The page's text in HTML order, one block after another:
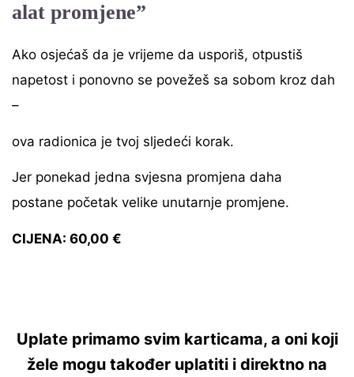
alat promjene”
Ako osjećaš da je vrijeme da usporiš, otpustiš
napetost i ponovno se povežeš sa sobom kroz dah
–
ova radionica je tvoj sljedeći korak.
Jer ponekad jedna svjesna promjena daha
postane početak velike unutarnje promjene.
CIJENA: 60,00 €
Uplate primamo svim karticama, a oni koji
žele mogu također uplatiti i direktno na